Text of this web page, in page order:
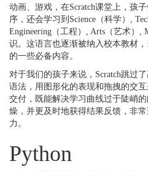
动画、游戏，在Scratch课堂上，孩
序，还会学习到Science（科学）,
Engineering（工程）, Arts（艺术）,
识。这语言也逐渐被纳入校本教材
的一些必备内容。
对于我们的孩子来说，Scratch跳过
语法，用图形化的表现和拖拽的交
交付，既能解决学习曲线过于陡峭
燥，并更及时地获得结果反馈，非
力。
Python